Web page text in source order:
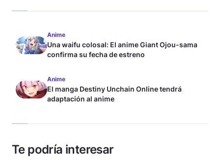
Anime
Una waifu colosal: El anime Giant Ojou-sama
confirma su fecha de estreno
Anime
El manga Destiny Unchain Online tendrá
adaptación al anime
Te podría interesar